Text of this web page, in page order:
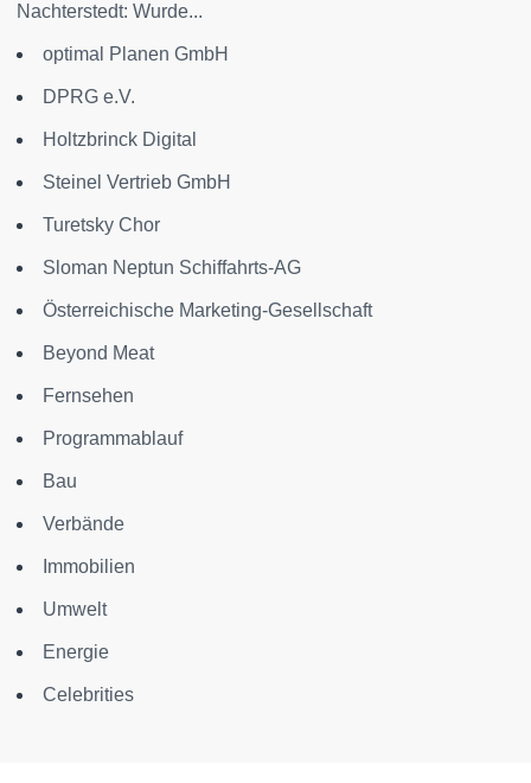
Nachterstedt: Wurde...
optimal Planen GmbH
DPRG e.V.
Holtzbrinck Digital
Steinel Vertrieb GmbH
Turetsky Chor
Sloman Neptun Schiffahrts-AG
Österreichische Marketing-Gesellschaft
Beyond Meat
Fernsehen
Programmablauf
Bau
Verbände
Immobilien
Umwelt
Energie
Celebrities